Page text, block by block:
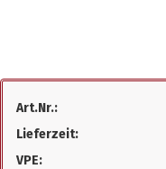
Art.Nr.:
Lieferzeit:
VPE: